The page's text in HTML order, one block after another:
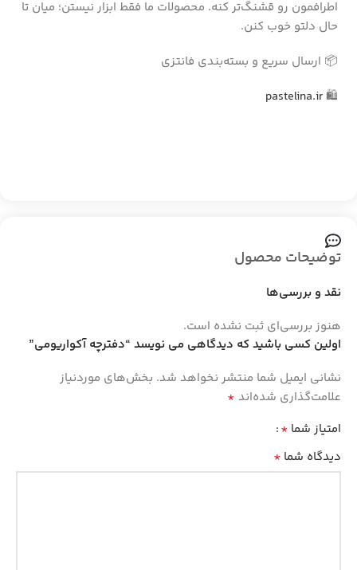
اطرافمون رو قشنگ‌تر کنه. محصولات ما فقط ابزار نیستن؛ میان تا
حال دلتو خوب کنن.
📦 ارسال سریع و بسته‌بندی فانتزی
🛍️
pastelina.ir
توضیحات محصول
نقد و بررسی‌ها
هنوز بررسی‌ای ثبت نشده است.
اولین کسی باشید که دیدگاهی می نویسد “دفترچه آکواریومی”
نشانی ایمیل شما منتشر نخواهد شد. بخش‌های موردنیاز
علامت‌گذاری شده‌اند *
امتیاز شما *
دیدگاه شما *